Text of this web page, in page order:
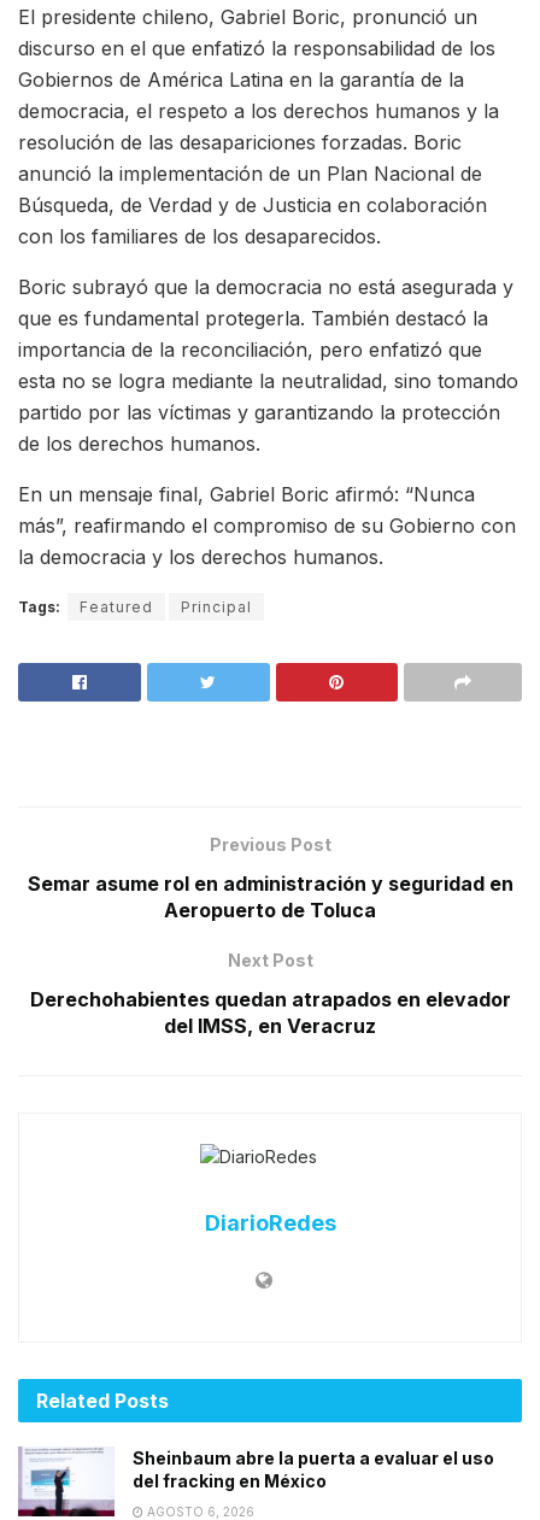
El presidente chileno, Gabriel Boric, pronunció un
discurso en el que enfatizó la responsabilidad de los
Gobiernos de América Latina en la garantía de la
democracia, el respeto a los derechos humanos y la
resolución de las desapariciones forzadas. Boric
anunció la implementación de un Plan Nacional de
Búsqueda, de Verdad y de Justicia en colaboración
con los familiares de los desaparecidos.
Boric subrayó que la democracia no está asegurada y
que es fundamental protegerla. También destacó la
importancia de la reconciliación, pero enfatizó que
esta no se logra mediante la neutralidad, sino tomando
partido por las víctimas y garantizando la protección
de los derechos humanos.
En un mensaje final, Gabriel Boric afirmó: “Nunca
más”, reafirmando el compromiso de su Gobierno con
la democracia y los derechos humanos.
Tags: Featured Principal
Previous Post
Semar asume rol en administración y seguridad en
Aeropuerto de Toluca
Next Post
Derechohabientes quedan atrapados en elevador
del IMSS, en Veracruz
DiarioRedes
Related Posts
Sheinbaum abre la puerta a evaluar el uso
del fracking en México
AGOSTO 6, 2026